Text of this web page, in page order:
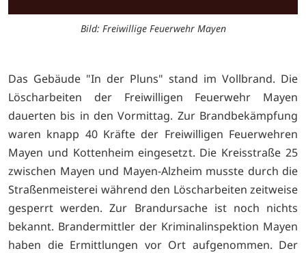
Bild: Freiwillige Feuerwehr Mayen
Das Gebäude "In der Pluns" stand im Vollbrand. Die
Löscharbeiten der Freiwilligen Feuerwehr Mayen
dauerten bis in den Vormittag. Zur Brandbekämpfung
waren knapp 40 Kräfte der Freiwilligen Feuerwehren
Mayen und Kottenheim eingesetzt. Die Kreisstraße 25
zwischen Mayen und Mayen-Alzheim musste durch die
Straßenmeisterei während den Löscharbeiten zeitweise
gesperrt werden. Zur Brandursache ist noch nichts
bekannt. Brandermittler der Kriminalinspektion Mayen
haben die Ermittlungen vor Ort aufgenommen. Der